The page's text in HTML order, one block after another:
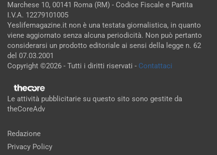
Marchese 10, 00141 Roma (RM) - Codice Fiscale e Partita
I.V.A. 12279101005
Yeslifemagazine.it non è una testata giornalistica, in quanto
viene aggiornato senza alcuna periodicità. Non può pertanto
considerarsi un prodotto editoriale ai sensi della legge n. 62
del 07.03.2001
Copyright ©2026 - Tutti i diritti riservati - Contattaci
Le attività pubblicitarie su questo sito sono gestite da
theCoreAdv
Redazione
Privacy Policy